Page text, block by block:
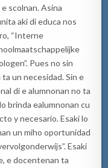
e scolnan. Asina
aki di educa nos
, “Interne
”. Pues no sin
ta un necesidad. Sin e
diealumnonan no ta
brinda ealumnonan cu
y necesario. Esaki lo
un miho oportunidad
”. Esaki
,e docentenan ta